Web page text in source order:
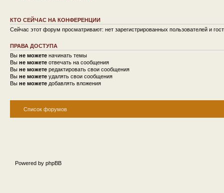
КТО СЕЙЧАС НА КОНФЕРЕНЦИИ
Сейчас этот форум просматривают: нет зарегистрированных пользователей и
ПРАВА ДОСТУПА
Вы не можете начинать темы
Вы не можете отвечать на сообщения
Вы не можете редактировать свои сообщения
Вы не можете удалять свои сообщения
Вы не можете добавлять вложения
Список форумов
Powered by phpBB